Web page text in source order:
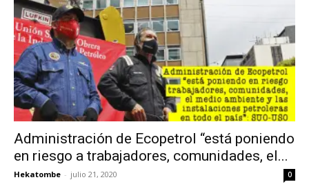
Administración de Ecopetrol “está poniendo
en riesgo a trabajadores, comunidades, el...
Hekatombe - julio 21, 2020 0